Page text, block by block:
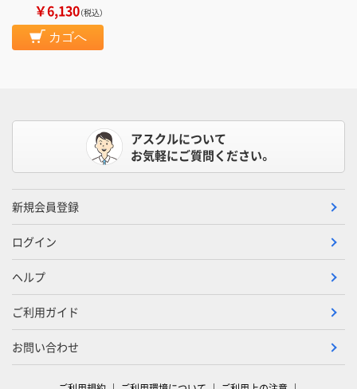
￥6,130（税込）
カゴへ
アスクルについて
お気軽にご質問ください。
新規会員登録
ログイン
ヘルプ
ご利用ガイド
お問い合わせ